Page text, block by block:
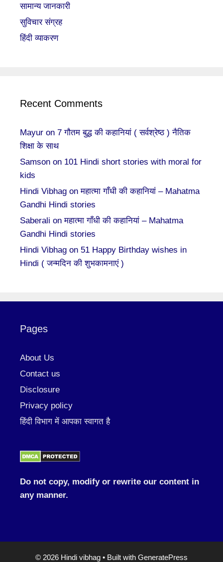
सामान्य जानकारी
सुविचार संग्रह
हिंदी व्याकरण
Recent Comments
Mayur on 7 गौतम बुद्ध की कहानियां ( सर्वश्रेष्ठ ) नैतिक
शिक्षा के साथ
Samson on 101 Hindi short stories with moral for
kids
Hindi Vibhag onमहात्मा गाँधी की कहानियां – Mahatma
Gandhi Hindi stories
Saberali onमहात्मा गाँधी की कहानियां – Mahatma
Gandhi Hindi stories
Hindi Vibhag on 51 Happy Birthday wishes in
Hindi ( जन्मदिन की शुभकामनाएं )
Pages
About Us
Contact us
Disclosure
Privacy policy
हिंदी विभाग में आपका स्वागत है
Do not copy, modify or rewrite our content in
any manner.
© 2026 Hindi vibhag • Built with GeneratePress